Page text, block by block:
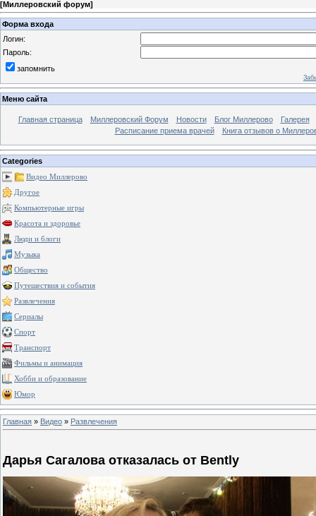
[Миллеровский форум]
Форма входа
Логин:
Пароль:
запомнить
Меню сайта
Главная страница Миллеровский Форум Новости Блог Миллерово
Галерея
Расписание приема врачей
Книга отзывов о
Categories
Видео Миллерово
Другое
Компьютерные игры
Красота и здоровье
Люди и блоги
Музыка
Общество
Путешествия и события
Развлечения
Сериалы
Спорт
Транспорт
Фильмы и анимация
Хобби и образование
Юмор
Главная » Видео » Развлечения
Дарья Сагалова отказалась от Bently